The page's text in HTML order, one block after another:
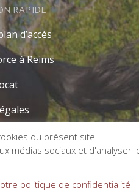
RAPIDE
d’accès
à Reims
du présent site.
médias sociaux et d'analyser
politique de confidentialité